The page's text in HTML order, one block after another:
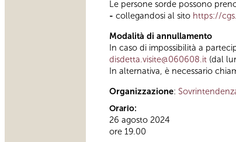
Le persone sorde possono
- collegandosi al sito https://
Modalità di annullamento
In caso di impossibilità a
disdetta.visite@060608.it (dal
In alternativa, è necessario
Organizzazione:
Orario:
26 agosto 2024
ore 19.00